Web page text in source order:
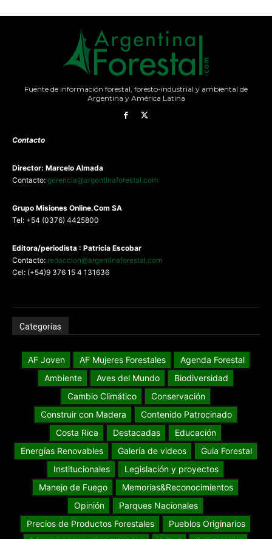
Fuente de información forestal, foresto-industrial y ambiental de
Argentina y América Latina
Contacto
Director: Marcelo Almada
Contacto: gerencia@argentinaforestal.com
Grupo Misiones Online.Com SA
Tel: +54 (0376) 4425800
Editora/periodista : Patricia Escobar
Contacto: redaccion@argentinaforestal.com
Cel: (+54)9 376 15 4 131636
Categorías
AF Joven AF Mujeres Forestales
Agenda Forestal
Ambiente
Aves del Mundo
Biodiversidad
Cambio Climático
Conservación
Construir con Madera
Contenido Patrocinado
Costa Rica
Destacadas
Educación
Energías Renovables
Galería de videos
Guia Forestal
Institucionales
Legislación y proyectos
Manejo de Fuego
Memorias&Reconocimientos
Opinión
Parques Nacionales
Precios de Productos Forestales
Pueblos Originarios